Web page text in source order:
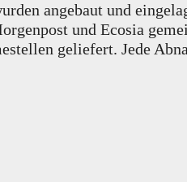
angebaut und
und Ecosia
geliefert. Jede